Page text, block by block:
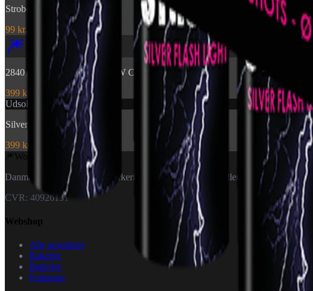
Stroboscope 60sec
99 kr.
🎆
2840 - TIME RAIN WILLOW CROSSETTE FAN
399 kr.
Udsolgt
Silver Tiger Tails
399 kr.
🎆World Of
Fireworks
Danmarks specialister i fyrværkeri — til private og forhandlere.
CVR: 40926151
Webshop
Alle produkter
Raketter
Batterier
Fontæner